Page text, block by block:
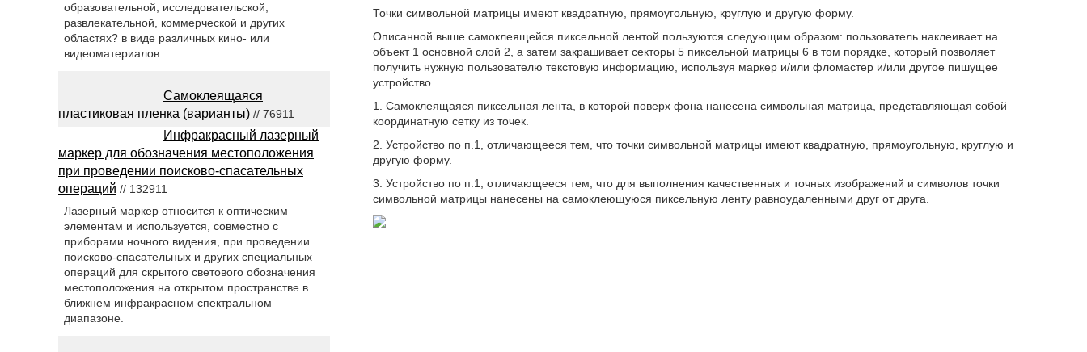
Точки символьной матрицы имеют квадратную, прямоугольную, круглую и другую форму.
Описанной выше самоклеящейся пиксельной лентой пользуются следующим образом: пользователь наклеивает на
объект 1 основной слой 2, а затем закрашивает секторы 5 пиксельной матрицы 6 в том порядке, который позволяет
получить нужную пользователю текстовую информацию, используя маркер и/или фломастер и/или другое пишущее
устройство.
1. Самоклеящаяся пиксельная лента, в которой поверх фона нанесена символьная матрица, представляющая собой
координатную сетку из точек.
2. Устройство по п.1, отличающееся тем, что точки символьной матрицы имеют квадратную, прямоугольную, круглую и
другую форму.
3. Устройство по п.1, отличающееся тем, что для выполнения качественных и точных изображений и символов точки
символьной матрицы нанесены на самоклеющуюся пиксельную ленту равноудаленными друг от друга.
образовательной, исследовательской,
развлекательной, коммерческой и других
областях? в виде различных кино- или
видеоматериалов.
Самоклеящаяся
пластиковая пленка (варианты) // 76911
Инфракрасный лазерный
маркер для обозначения местоположения
при проведении поисково-спасательных
операций // 132911
Лазерный маркер относится к оптическим
элементам и используется, совместно с
приборами ночного видения, при проведении
поисково-спасательных и других специальных
операций для скрытого светового обозначения
местоположения на открытом пространстве в
ближнем инфракрасном спектральном
диапазоне.